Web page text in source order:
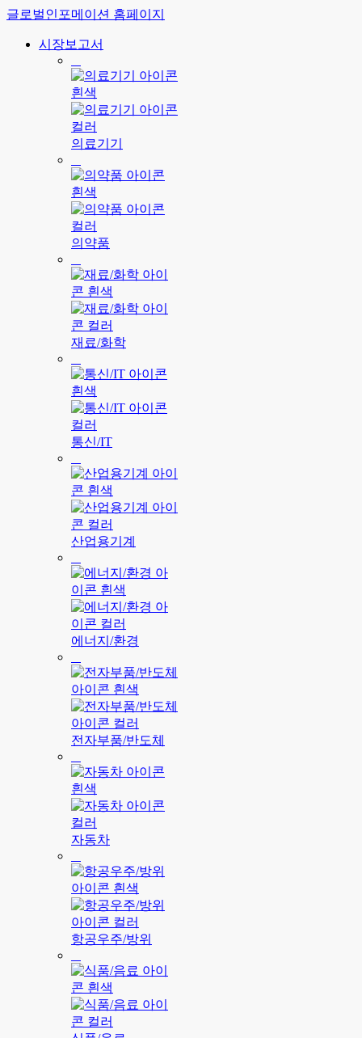
글로벌인포메이션 홈페이지
시장보고서
의료기기
의약품
재료/화학
통신/IT
산업용기계
에너지/환경
전자부품/반도체
자동차
항공우주/방위